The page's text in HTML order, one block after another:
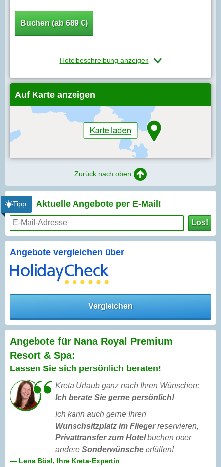
Buchen (ab 689 €)
Hotelbeschreibung anzeigen
Auf Karte anzeigen
Zurück nach oben
Tipp: Aktuelle Angebote per E-Mail!
Los!
Angebote vergleichen über
Vergleichen
Angebote für Nana Royal Premium
Resort & Spa:
Lassen Sie sich persönlich beraten!
Kreta Urlaub ganz nach Ihren Wünschen:
Ich berate Sie gerne persönlich!
Ich kann auch gerne Ihren
Wunschsitzplatz im Fliegerreservieren,
Privattransfer zum Hotelbuchen oder
andere Sonderwünsche erfüllen!
— Lena Bösl, Ihre Kreta-Expertin